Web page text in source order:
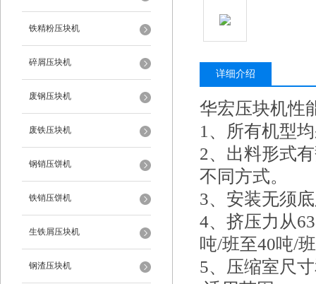
铁精粉压块机
碎屑压块机
废钢压块机
废铁压块机
钢销压饼机
铁销压饼机
生铁屑压块机
钢渣压块机
详细介绍
华宏压块机性
1、所有机型
2、出料形式
不同方式。
3、安装无须
4、挤压力从
吨/班至40吨/
5、压缩室尺